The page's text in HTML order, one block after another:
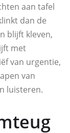
aan tafel
dan de
blijft kleven,
met
van urgentie,
van
luisteren.